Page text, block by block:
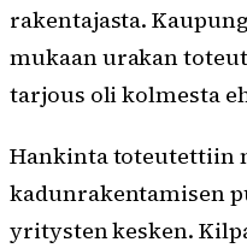
rakentajasta.
mukaan urakan
tarjous oli kolmesta
Hankinta toteutettiin
kadunrakentamisen
yritysten kesken.